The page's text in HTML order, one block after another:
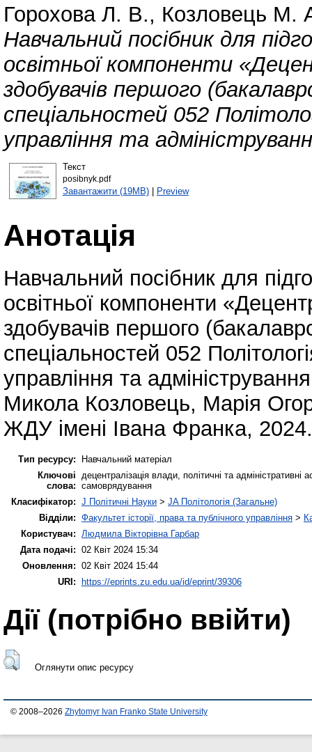
Горохова Л. В., Козловець М.
Навчальний посібник для
освітньої компоненти
здобувачів першого
спеціальностей 052
управління та
Текст
posibnyk.pdf
Завантажити (19MB)| Preview
Анотація
Навчальний посібник для
освітньої компоненти
здобувачів першого
спеціальностей 052
управління та
Микола Козловець, Марія
ЖДУ імені Івана Франка,
Тип ресурсу:
Навчальний матеріал
Ключові
слова:
децентралізація влади, політичні та
самоврядування
Класифікатор: J Політичні Науки > JA Політологія (Загальне)
Відділи: Факультет історії, права та публічного управління >
Користувач:
Людмила Вікторівна Гарбар
Дата подачі: 02 Квіт 2024 15:34
Оновлення: 02 Квіт 2024 15:44
URI: https://eprints.zu.edu.ua/id/eprint/39306
Дії ​​(потрібно ввійти)
Оглянути опис ресурсу
© 2008–2026 Zhytomyr Ivan Franko State University